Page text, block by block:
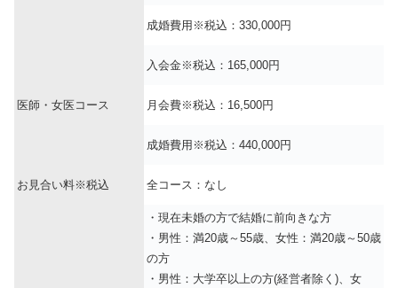
成婚費用※税込：330,000円
医師・女医コース
入会金※税込：165,000円
月会費※税込：16,500円
成婚費用※税込：440,000円
お見合い料※税込 全コース：なし
・現在未婚の方で結婚に前向きな方
・男性：満20歳～55歳、女性：満20歳～50歳
の方
・男性：大学卒以上の方(経営者除く)、女